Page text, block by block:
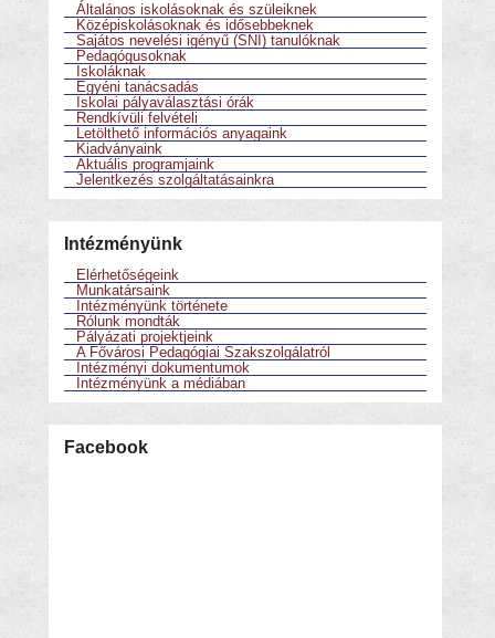
Általános iskolásoknak és szüleiknek
Középiskolásoknak és idősebbeknek
Sajátos nevelési igényű (SNI) tanulóknak
Pedagógusoknak
Iskoláknak
Egyéni tanácsadás
Iskolai pályaválasztási órák
Rendkívüli felvételi
Letölthető információs anyagaink
Kiadványaink
Aktuális programjaink
Jelentkezés szolgáltatásainkra
Intézményünk
Elérhetőségeink
Munkatársaink
Intézményünk története
Rólunk mondták
Pályázati projektjeink
A Fővárosi Pedagógiai Szakszolgálatról
Intézményi dokumentumok
Intézményünk a médiában
Facebook